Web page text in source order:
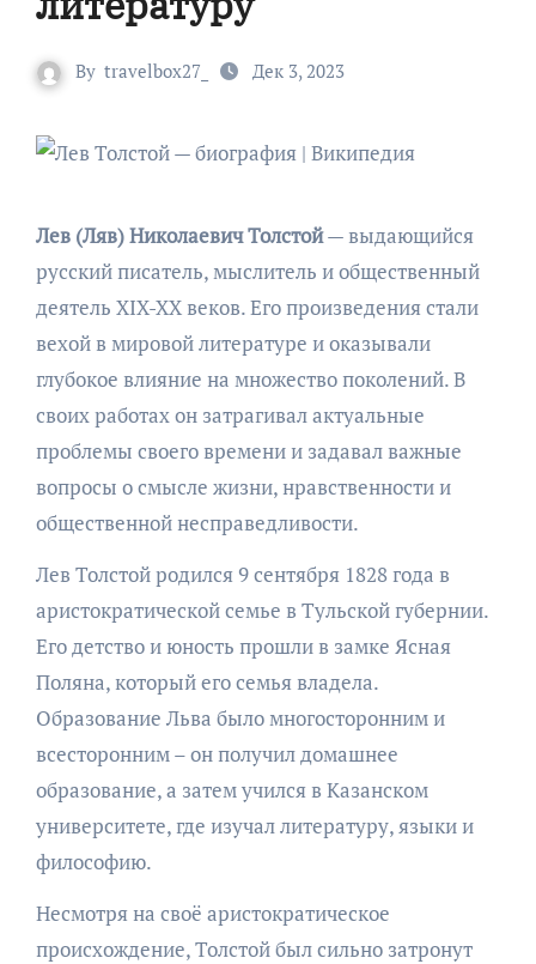
By travelbox27_ Дек 3, 2023
Лев (Ляв) Николаевич Толстой— выдающийся
русский писатель, мыслитель и общественный
деятель XIX-XX веков. Его произведения стали
вехой в мировой литературе и оказывали
глубокое влияние на множество поколений. В
своих работах он затрагивал актуальные
проблемы своего времени и задавал важные
вопросы о смысле жизни, нравственности и
общественной несправедливости.
Лев Толстой родился 9 сентября 1828 года в
аристократической семье в Тульской губернии.
Его детство и юность прошли в замке Ясная
Поляна, который его семья владела.
Образование Льва было многосторонним и
всесторонним – он получил домашнее
образование, а затем учился в Казанском
университете, где изучал литературу, языки и
философию.
Несмотря на своё аристократическое
происхождение, Толстой был сильно затронут